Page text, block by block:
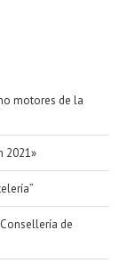
motores de la
2021»
de